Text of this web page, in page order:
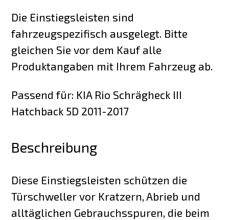
Die Einstiegsleisten sind
fahrzeugspezifisch ausgelegt. Bitte
gleichen Sie vor dem Kauf alle
Produktangaben mit Ihrem Fahrzeug ab.
Passend für: KIA Rio Schrägheck III
Hatchback 5D 2011-2017
Beschreibung
Diese Einstiegsleisten schützen die
Türschweller vor Kratzern, Abrieb und
alltäglichen Gebrauchsspuren, die beim